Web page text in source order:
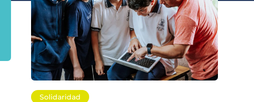
Solidaridad